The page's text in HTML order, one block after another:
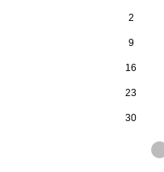
2
9
16
23
30